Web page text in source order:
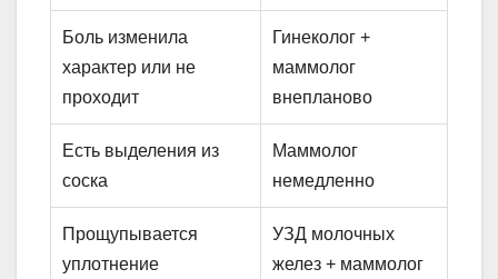
Боль изменила
характер или не
проходит
Гинеколог +
маммолог
внепланово
Есть выделения из
соска
Маммолог
немедленно
Прощупывается
уплотнение
УЗД молочных
желез + маммолог